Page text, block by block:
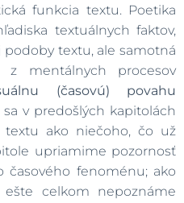
funkcia textu. Poetika
textuálnych faktov,
textu, ale samotná
z mentálnych procesov
(časovú) povahu
sa v predošlých kapitolách
textu ako niečoho, čo už
upriamime pozornosť
fenoménu; ako
celkom nepoznáme